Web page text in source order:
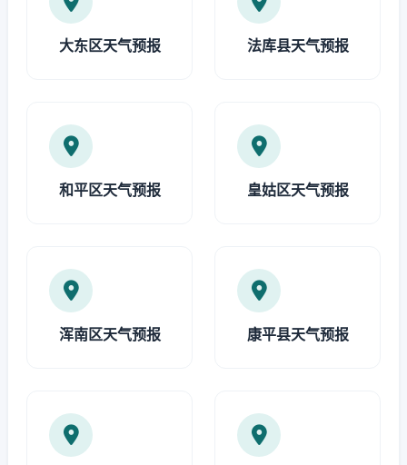
大东区天气预报 法库县天气预报
和平区天气预报 皇姑区天气预报
浑南区天气预报 康平县天气预报